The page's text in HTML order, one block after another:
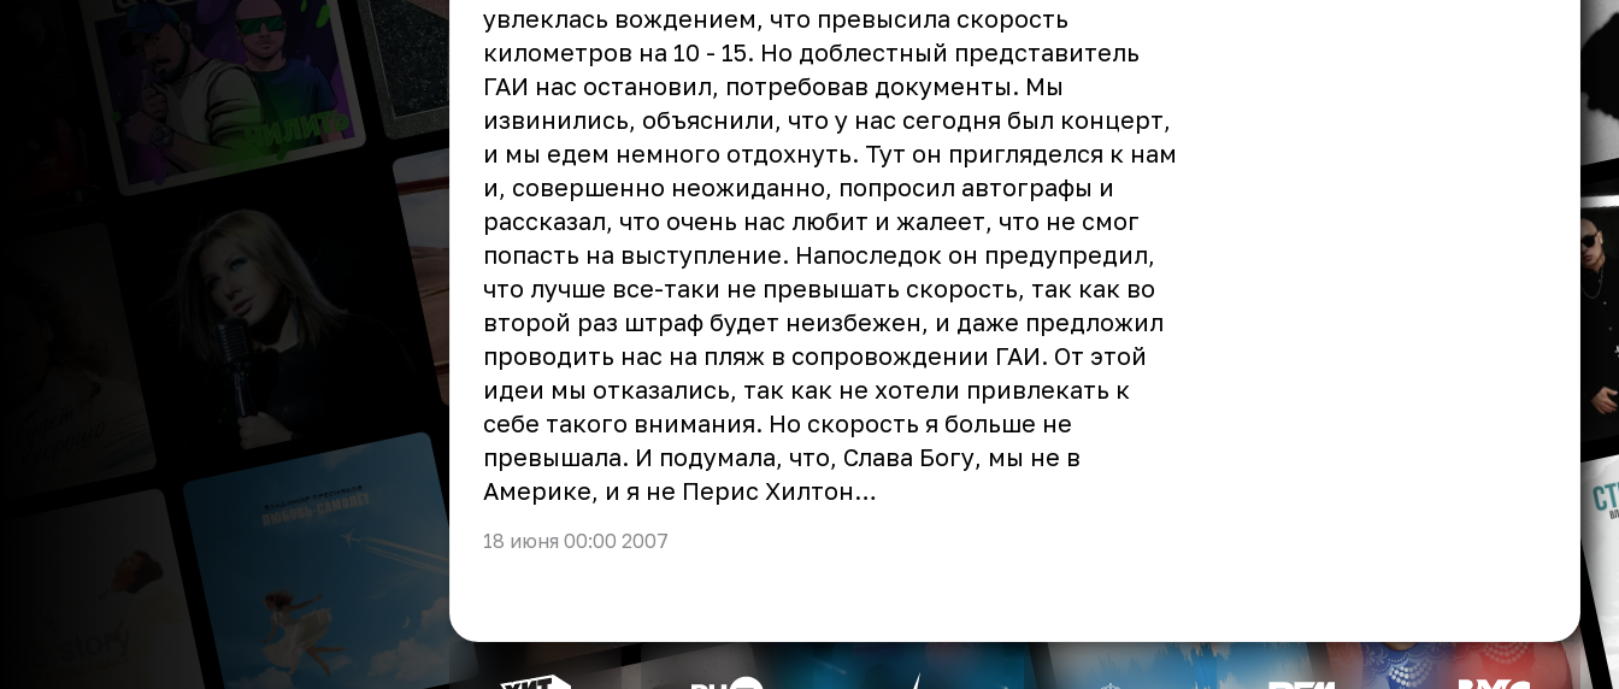
увлеклась вождением, что превысила скорость
километров на 10 - 15. Но доблестный представитель
ГАИ нас остановил, потребовав документы. Мы
извинились, объяснили, что у нас сегодня был концерт,
и мы едем немного отдохнуть. Тут он пригляделся к нам
и, совершенно неожиданно, попросил автографы и
рассказал, что очень нас любит и жалеет, что не смог
попасть на выступление. Напоследок он предупредил,
что лучше все-таки не превышать скорость, так как во
второй раз штраф будет неизбежен, и даже предложил
проводить нас на пляж в сопровождении ГАИ. От этой
идеи мы отказались, так как не хотели привлекать к
себе такого внимания. Но скорость я больше не
превышала. И подумала, что, Слава Богу, мы не в
Америке, и я не Перис Хилтон…
18 июня 00:00 2007